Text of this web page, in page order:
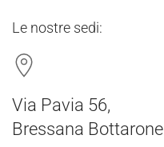
Le nostre sedi:
Via Pavia 56,
Bressana